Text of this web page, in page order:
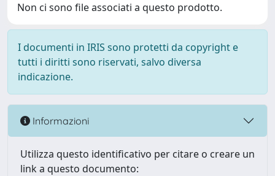
Non ci sono file associati a questo prodotto.
I documenti in IRIS sono protetti da copyright e
tutti i diritti sono riservati, salvo diversa
indicazione.
Informazioni
Utilizza questo identificativo per citare o creare un
link a questo documento: